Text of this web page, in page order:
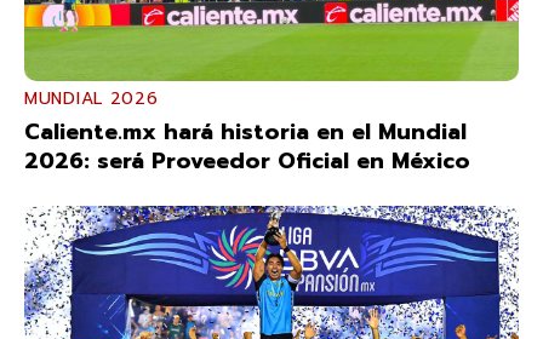
MUNDIAL 2026
Caliente.mx hará historia en el Mundial
2026: será Proveedor Oficial en México